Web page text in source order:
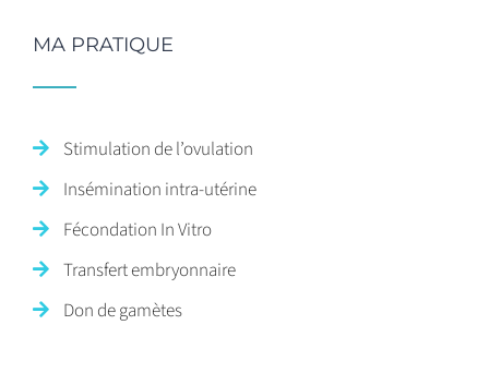
MA PRATIQUE
Stimulation de l’ovulation
Insémination intra-utérine
Fécondation In Vitro
Transfert embryonnaire
Don de gamètes